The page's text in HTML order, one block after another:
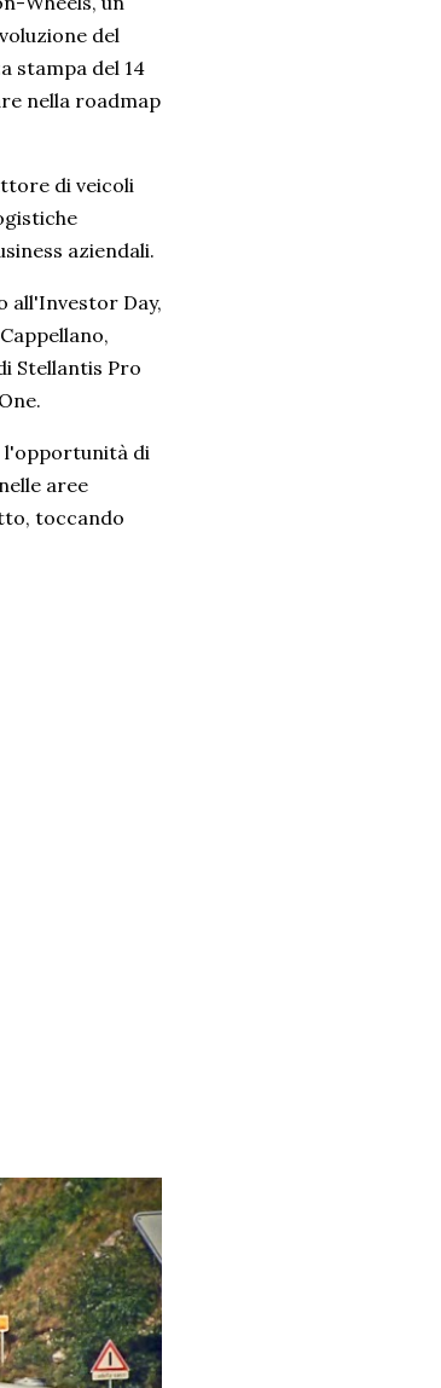
del
stampa del 14
nella roadmap
di veicoli
aziendali.
all'Investor Day,
Stellantis Pro
l'opportunità di
aree
toccando